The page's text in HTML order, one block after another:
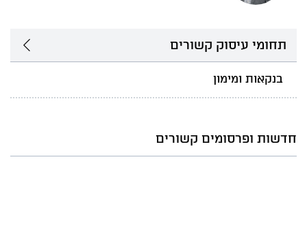
תחומי עיסוק קשורים
בנקאות ומימון
חדשות ופרסומים קשורים